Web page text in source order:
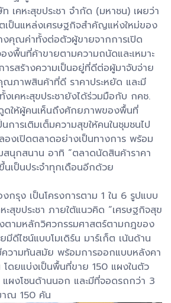
เคหะสุขประชา จำกัด (มหาชน) เผยว่า
เป็นแหล่งเศรษฐกิจสำคัญแห่งใหม่ของ
คุณค่าทั้งต่อตัวผู้ขายจากการเปิด
องพื้นที่ค้าขายตามความถนัดและเหมาะ
รสร้างความเป็นอยู่ที่ดีต่อผู้มาจับจ่าย
ภาพสินค้าที่ดี ราคาประหยัด และมี
งเคหะสุขประชายังได้ร่วมมือกับ กคช.
ดให้ผู้คนเห็นถึงศักยภาพของพื้นที่
การเติมเต็มความสุขให้คนในชุมชนไป
งเปิดตลาดอย่างเป็นทางการ พร้อม
สนุกสนาน อาทิ “ตลาดนัดสินค้าราคา
นเป็นประจำทุกเดือนอีกด้วย
กรุง เป็นโครงการตาม 1 ใน 6 รูปแบบ
ะสุขประชา ภายใต้แนวคิด “เศรษฐกิจสุข
ตามหลักวิศวกรรมศาสตร์ตามกฎของ
มีดีไซน์แบบโมเดิร์น มาร์เก็ต เน้นด้าน
วามทันสมัย พร้อมการออกแบบหลังคา
ดยแบ่งเป็นพื้นที่ขาย 150 แผงในตัว
ผงโซนด้านนอก และมีที่จอดรถกว่า 3
าณ 150 คัน